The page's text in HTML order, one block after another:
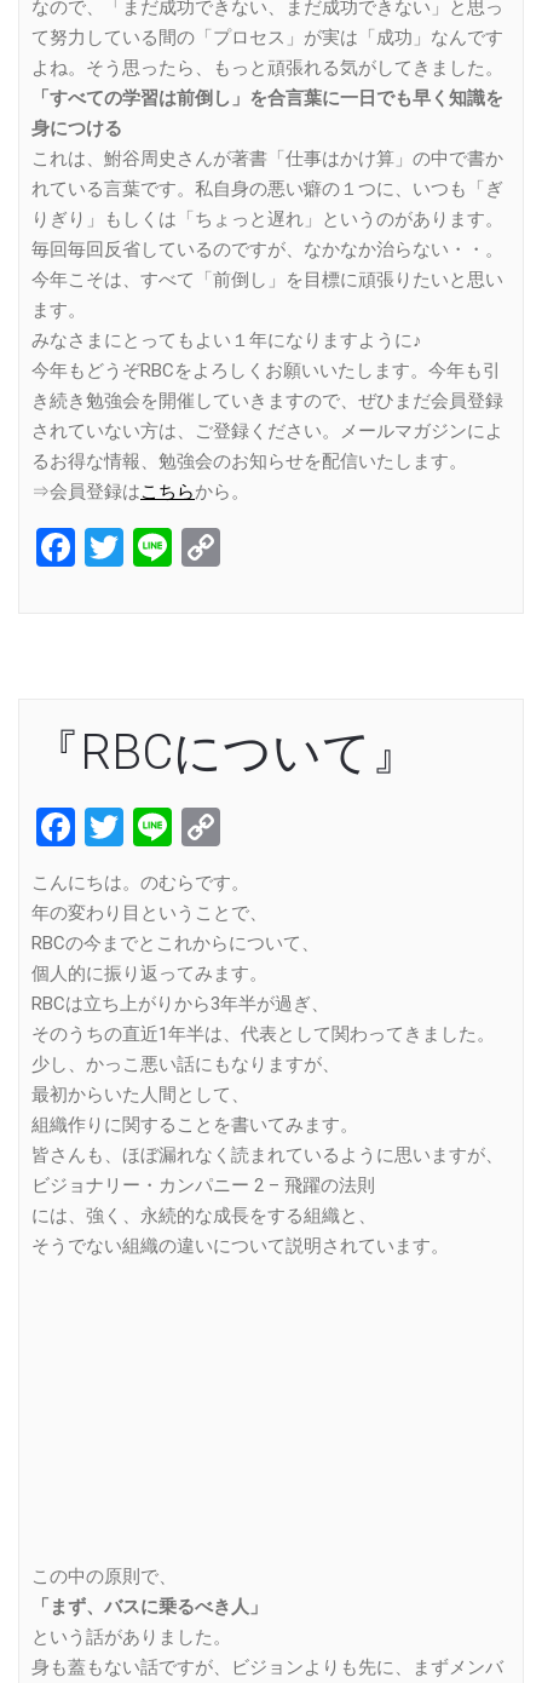
なので、「まだ成功できない、まだ成功できない」と思っ
て努力している間の「プロセス」が実は「成功」なんです
よね。そう思ったら、もっと頑張れる気がしてきました。
「すべての学習は前倒し」を合言葉に一日でも早く知識を
身につける
これは、鮒谷周史さんが著書「仕事はかけ算」の中で書か
れている言葉です。私自身の悪い癖の１つに、いつも「ぎ
りぎり」もしくは「ちょっと遅れ」というのがあります。
毎回毎回反省しているのですが、なかなか治らない・・。
今年こそは、すべて「前倒し」を目標に頑張りたいと思い
ます。
みなさまにとってもよい１年になりますように♪
今年もどうぞRBCをよろしくお願いいたします。今年も引
き続き勉強会を開催していきますので、ぜひまだ会員登録
されていない方は、ご登録ください。メールマガジンによ
るお得な情報、勉強会のお知らせを配信いたします。
⇒会員登録はこちらから。
Facebook
Twitter
Line
『RBCについて』
Facebook
Twitter
Line
Link
こんにちは。のむらです。
年の変わり目ということで、
RBCの今までとこれからについて、
個人的に振り返ってみます。
RBCは立ち上がりから3年半が過ぎ、
そのうちの直近1年半は、代表として関わってきました。
少し、かっこ悪い話にもなりますが、
最初からいた人間として、
組織作りに関することを書いてみます。
皆さんも、ほぼ漏れなく読まれているように思いますが、
ビジョナリー・カンパニー 2 – 飛躍の法則
には、強く、永続的な成長をする組織と、
そうでない組織の違いについて説明されています。
この中の原則で、
「まず、バスに乗るべき人」
という話がありました。
身も蓋もない話ですが、ビジョンよりも先に、まずメンバ